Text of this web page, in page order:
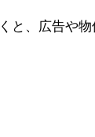
、広告や